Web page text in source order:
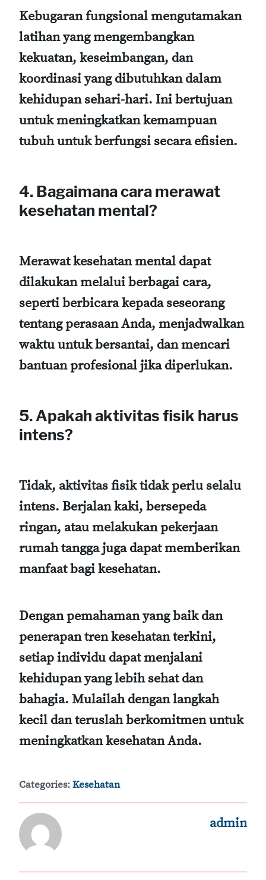
Kebugaran fungsional mengutamakan
latihan yang mengembangkan
kekuatan, keseimbangan, dan
koordinasi yang dibutuhkan dalam
kehidupan sehari-hari. Ini bertujuan
untuk meningkatkan kemampuan
tubuh untuk berfungsi secara efisien.
4. Bagaimana cara merawat
kesehatan mental?
Merawat kesehatan mental dapat
dilakukan melalui berbagai cara,
seperti berbicara kepada seseorang
tentang perasaan Anda, menjadwalkan
waktu untuk bersantai, dan mencari
bantuan profesional jika diperlukan.
5. Apakah aktivitas fisik harus
intens?
Tidak, aktivitas fisik tidak perlu selalu
intens. Berjalan kaki, bersepeda
ringan, atau melakukan pekerjaan
rumah tangga juga dapat memberikan
manfaat bagi kesehatan.
Dengan pemahaman yang baik dan
penerapan tren kesehatan terkini,
setiap individu dapat menjalani
kehidupan yang lebih sehat dan
bahagia. Mulailah dengan langkah
kecil dan teruslah berkomitmen untuk
meningkatkan kesehatan Anda.
Categories:Kesehatan
admin